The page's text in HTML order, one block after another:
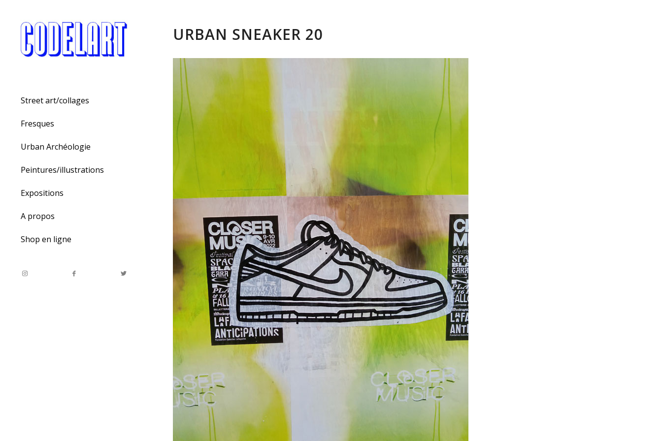
Street art/collages
Fresques
Urban Archéologie
Peintures/illustrations
Expositions
A propos
Shop en ligne
URBAN SNEAKER 20